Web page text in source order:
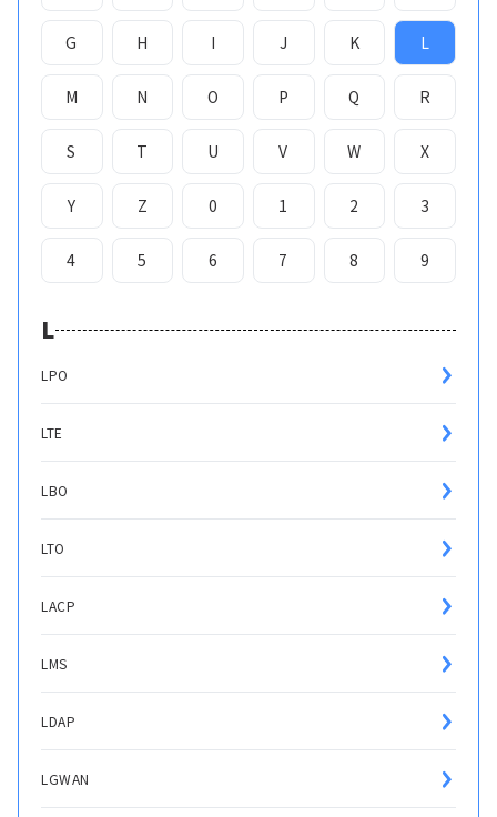
G H I J K L
M N O P Q R
S T U V W X
Y Z 0 1 2 3
4 5 6 7 8 9
L
LPO
LTE
LBO
LTO
LACP
LMS
LDAP
LGWAN